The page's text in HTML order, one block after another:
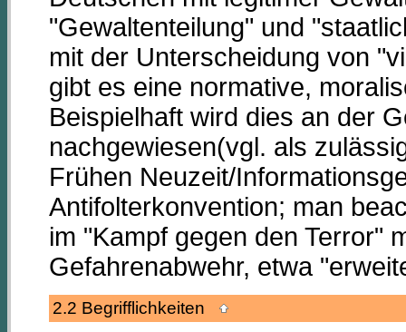
"Gewaltenteilung" und
mit der Unterscheidung von
gibt es eine normative,
Beispielhaft wird dies an der
nachgewiesen(vgl. als
Frühen Neuzeit/
Antifolterkonvention; man
im "Kampf gegen den Terror"
Gefahrenabwehr, etwa
2.2 Begrifflichkeiten